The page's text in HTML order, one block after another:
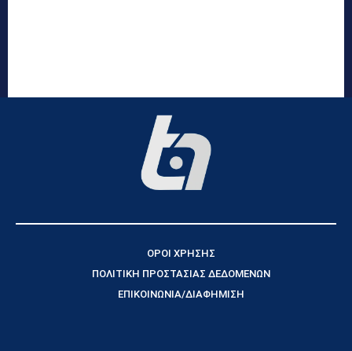
ΟΡΟΙ ΧΡΗΣΗΣ
ΠΟΛΙΤΙΚΗ ΠΡΟΣΤΑΣΙΑΣ ΔΕΔΟΜΕΝΩΝ
ΕΠΙΚΟΙΝΩΝΙΑ/ΔΙΑΦΗΜΙΣΗ